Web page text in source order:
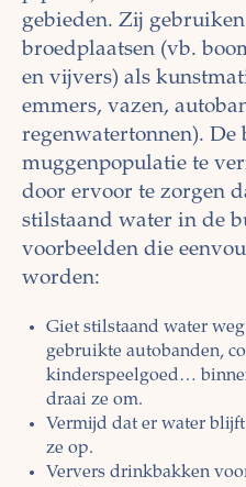
gebieden. Zij
broedplaatsen (vb.
en vijvers) als
emmers, vazen,
regenwatertonnen). De
muggenpopulatie te
door ervoor te zorgen
stilstaand water in de
voorbeelden die
worden:
Giet stilstaand water
gebruikte autobanden,
kinderspeelgoed…
draai ze om.
Vermijd dat er water
ze op.
Ververs drinkbakken